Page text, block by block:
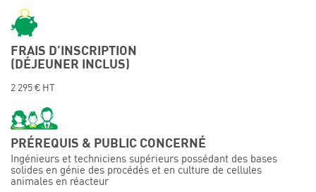
Contacts
FRAIS D’INSCRIPTION
(DÉJEUNER INCLUS)
2 295 € HT
PRÉREQUIS & PUBLIC CONCERNÉ
Ingénieurs et techniciens supérieurs possédant des bases
solides en génie des procédés et en culture de cellules
animales en réacteur